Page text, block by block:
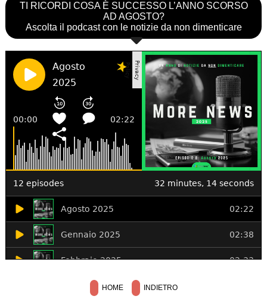
TI RICORDI COSA È SUCCESSO L’ANNO SCORSO
AD AGOSTO?
Ascolta il podcast con le notizie da non dimenticare
HOME INDIETRO